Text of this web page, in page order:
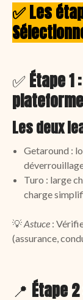
✅ Les
✅ Étape
Les deux
Getaround :
Turo : large
charge
💡Astuce :
(assurance,
📍 Étape